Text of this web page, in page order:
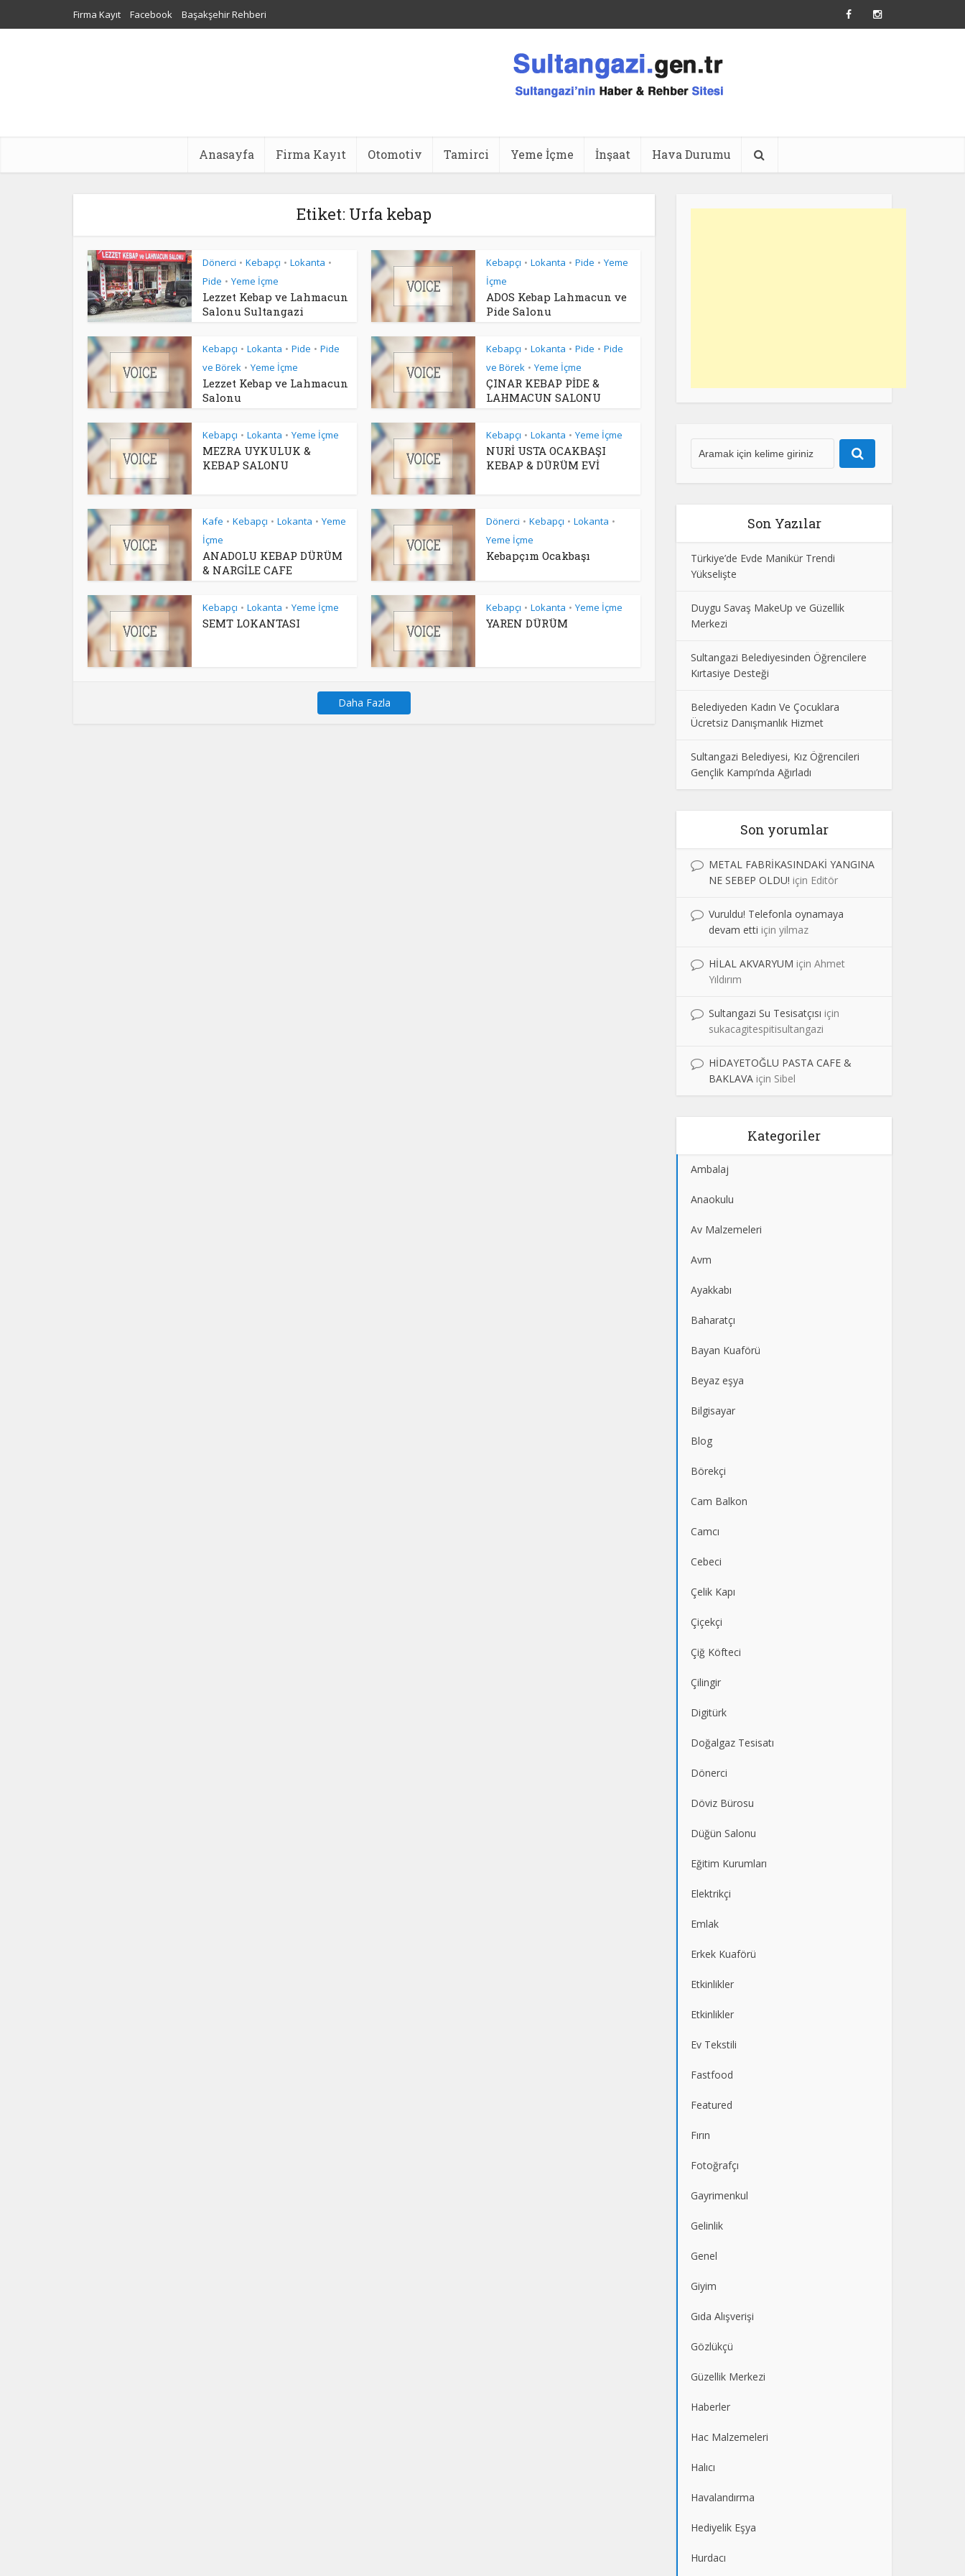
Firma Kayıt Facebook Başakşehir Rehberi
Anasayfa Firma Kayıt Otomotiv Tamirci Yeme İçme İnşaat Hava Durumu
Etiket: Urfa kebap
Dönerci • Kebapçı • Lokanta •
Pide • Yeme İçme
Lezzet Kebap ve Lahmacun
Salonu Sultangazi
Kebapçı • Lokanta • Pide • Yeme
İçme
ADOS Kebap Lahmacun ve
Pide Salonu
Kebapçı • Lokanta • Pide • Pide
ve Börek • Yeme İçme
Lezzet Kebap ve Lahmacun
Salonu
Kebapçı • Lokanta • Pide • Pide
ve Börek • Yeme İçme
ÇINAR KEBAP PİDE &
LAHMACUN SALONU
Kebapçı • Lokanta • Yeme İçme
MEZRA UYKULUK &
KEBAP SALONU
Kebapçı • Lokanta • Yeme İçme
NURİ USTA OCAKBAŞI
KEBAP & DÜRÜM EVİ
Kafe • Kebapçı • Lokanta • Yeme
İçme
ANADOLU KEBAP DÜRÜM
& NARGİLE CAFE
Dönerci • Kebapçı • Lokanta •
Yeme İçme
Kebapçım Ocakbaşı
Kebapçı • Lokanta • Yeme İçme
SEMT LOKANTASI
Kebapçı • Lokanta • Yeme İçme
YAREN DÜRÜM
Daha Fazla
Son Yazılar
Türkiye’de Evde Manikür Trendi
Yükselişte
Duygu Savaş MakeUp ve Güzellik
Merkezi
Sultangazi Belediyesinden Öğrencilere
Kırtasiye Desteği
Belediyeden Kadın Ve Çocuklara
Ücretsiz Danışmanlık Hizmet
Sultangazi Belediyesi, Kız Öğrencileri
Gençlik Kampı’nda Ağırladı
Son yorumlar
METAL FABRİKASINDAKİ YANGINA
NE SEBEP OLDU! için Editör
Vuruldu! Telefonla oynamaya
devam etti için yilmaz
HİLAL AKVARYUM için Ahmet
Yıldırım
Sultangazi Su Tesisatçısı için
sukacagitespitisultangazi
HİDAYETOĞLU PASTA CAFE &
BAKLAVA için Sibel
Kategoriler
Ambalaj
Anaokulu
Av Malzemeleri
Avm
Ayakkabı
Baharatçı
Bayan Kuaförü
Beyaz eşya
Bilgisayar
Blog
Börekçi
Cam Balkon
Camcı
Cebeci
Çelik Kapı
Çiçekçi
Çiğ Köfteci
Çilingir
Digitürk
Doğalgaz Tesisatı
Dönerci
Döviz Bürosu
Düğün Salonu
Eğitim Kurumları
Elektrikçi
Emlak
Erkek Kuaförü
Etkinlikler
Etkinlikler
Ev Tekstili
Fastfood
Featured
Fırın
Fotoğrafçı
Gayrimenkul
Gelinlik
Genel
Giyim
Gıda Alışverişi
Gözlükçü
Güzellik Merkezi
Haberler
Hac Malzemeleri
Halıcı
Havalandırma
Hediyelik Eşya
Hurdacı